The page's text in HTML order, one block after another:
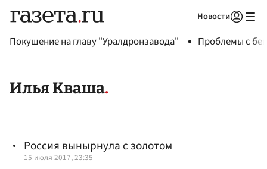
Новости
Покушение на главу "Уралдронзавода" Проблемы с
Илья Кваша
Россия вынырнула с золотом
15 июля 2017, 23:35